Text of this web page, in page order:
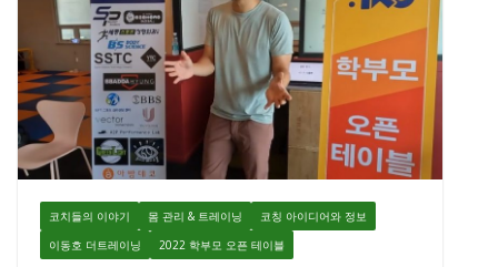
코치들의 이야기 몸 관리 & 트레이닝
코칭 아이디어와 정보
이동호 더트레이닝
2022 학부모 오픈 테이블